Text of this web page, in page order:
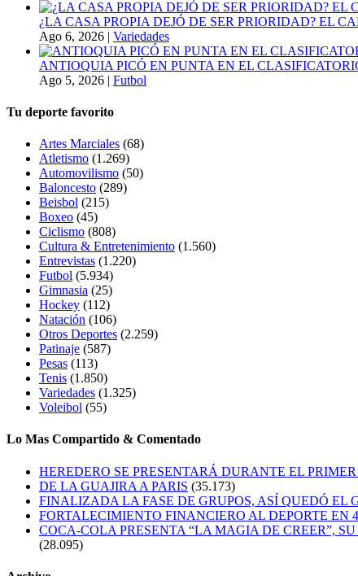
¿LA CASA PROPIA DEJÓ DE SER PRIORIDAD? EL
Ago 6, 2026 | Variedades
ANTIOQUIA PICÓ EN PUNTA EN EL
Ago 5, 2026 | Futbol
Tu deporte favorito
Artes Marciales (68)
Atletismo (1.269)
Automovilismo (50)
Baloncesto (289)
Beisbol (215)
Boxeo (45)
Ciclismo (808)
Cultura & Entretenimiento (1.560)
Entrevistas (1.220)
Futbol (5.934)
Gimnasia (25)
Hockey (112)
Natación (106)
Otros Deportes (2.259)
Patinaje (587)
Pesas (113)
Tenis (1.850)
Variedades (1.325)
Voleibol (55)
Lo Mas Compartido & Comentado
HEREDERO SE PRESENTARÁ DURANTE EL
DE LA GUAJIRA A PARIS (35.173)
FINALIZADA LA FASE DE GRUPOS, ASÍ QUEDÓ EL
FORTALECIMIENTO FINANCIERO AL DEPORTE EN
COCA-COLA PRESENTA “LA MAGIA DE CREER”,
(28.095)